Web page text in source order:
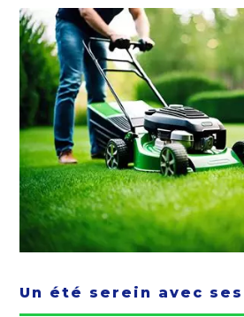
Un été serein avec